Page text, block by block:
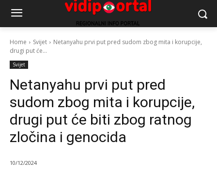
Home Svijet
Netanyahu prvi put pred sudom zbog mita i korupcije,
drugi put će...
Svijet
Netanyahu prvi put pred
sudom zbog mita i korupcije,
drugi put će biti zbog ratnog
zločina i genocida
10/12/2024